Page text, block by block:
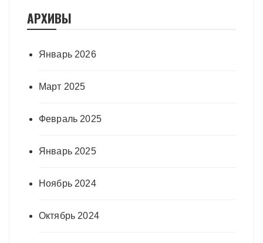
АРХИВЫ
Январь 2026
Март 2025
Февраль 2025
Январь 2025
Ноябрь 2024
Октябрь 2024